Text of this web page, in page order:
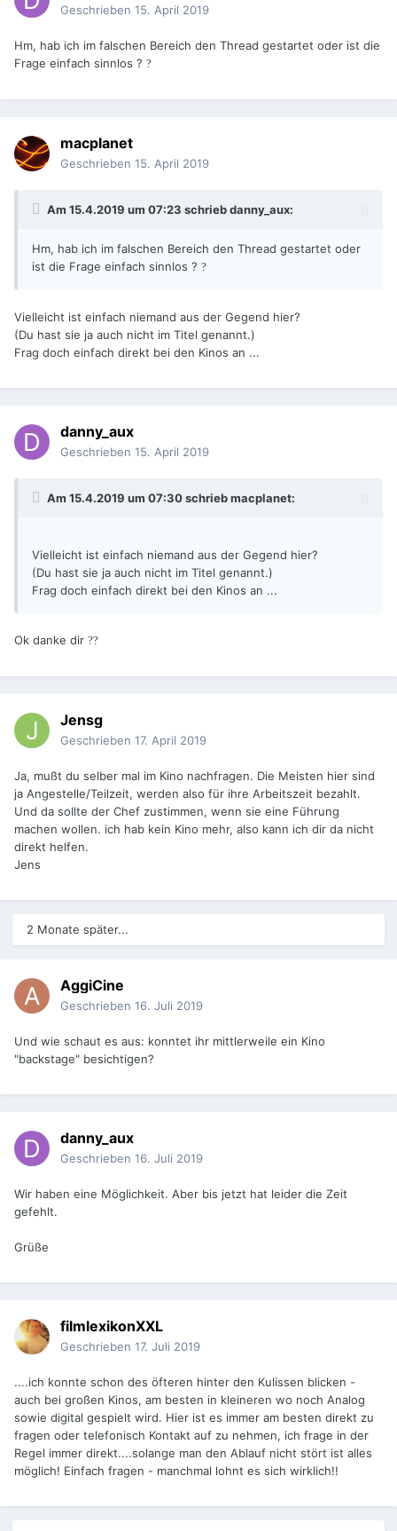
Geschrieben 15. April 2019
Hm, hab ich im falschen Bereich den Thread gestartet oder ist die
Frage einfach sinnlos ? ?
macplanet
Geschrieben 15. April 2019
Am 15.4.2019 um 07:23 schriebdanny_aux:
Hm, hab ich im falschen Bereich den Thread gestartet oder
ist die Frage einfach sinnlos ? ?
Vielleicht ist einfach niemand aus der Gegend hier?
(Du hast sie ja auch nicht im Titel genannt.)
Frag doch einfach direkt bei den Kinos an ...
danny_aux
Geschrieben 15. April 2019
Am 15.4.2019 um 07:30 schriebmacplanet:
Vielleicht ist einfach niemand aus der Gegend hier?
(Du hast sie ja auch nicht im Titel genannt.)
Frag doch einfach direkt bei den Kinos an ...
Ok danke dir ??
Jensg
Geschrieben 17. April 2019
Ja, mußt du selber mal im Kino nachfragen. Die Meisten hier sind
ja Angestelle/Teilzeit, werden also für ihre Arbeitszeit bezahlt.
Und da sollte der Chef zustimmen, wenn sie eine Führung
machen wollen. ich hab kein Kino mehr, also kann ich dir da nicht
direkt helfen.
Jens
2 Monate später...
AggiCine
Geschrieben 16. Juli 2019
Und wie schaut es aus: konntet ihr mittlerweile ein Kino
"backstage" besichtigen?
danny_aux
Geschrieben 16. Juli 2019
Wir haben eine Möglichkeit. Aber bis jetzt hat leider die Zeit
gefehlt.
Grüße
filmlexikonXXL
Geschrieben 17. Juli 2019
....ich konnte schon des öfteren hinter den Kulissen blicken -
auch bei großen Kinos, am besten in kleineren wo noch Analog
sowie digital gespielt wird. Hier ist es immer am besten direkt zu
fragen oder telefonisch Kontakt auf zu nehmen, ich frage in der
Regel immer direkt....solange man den Ablauf nicht stört ist alles
möglich! Einfach fragen - manchmal lohnt es sich wirklich!!